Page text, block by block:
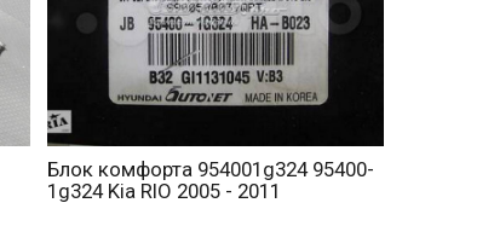
Блок комфорта 954001g324 95400-
1g324 Kia RIO 2005 - 2011